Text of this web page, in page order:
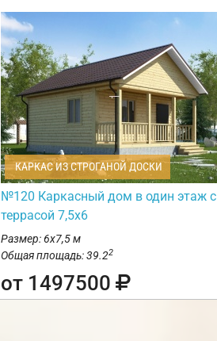
КАРКАС ИЗ СТРОГАНОЙ ДОСКИ
№120 Каркасный дом в один этаж с
террасой 7,5х6
Размер: 6х7,5 м
Общая площадь: 39.22
от 1497500